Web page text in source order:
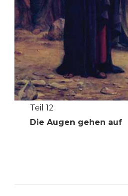
Teil 12
Die Augen gehen auf